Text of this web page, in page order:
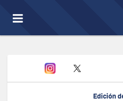
Toggle
navigation
Edición